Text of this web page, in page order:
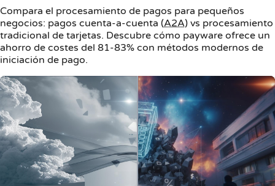
Compara el procesamiento de pagos para pequeños
negocios: pagos cuenta-a-cuenta (A2A) vs procesamiento
tradicional de tarjetas. Descubre cómo payware ofrece un
ahorro de costes del 81-83% con métodos modernos de
iniciación de pago.